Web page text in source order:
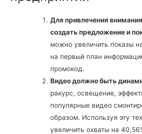
Для привлечения
создать предложение и
можно увеличить показы
на первый план
промокод.
Видео должно быть
ракурс, освещение,
популярные видео
образом. Используя эту
увеличить охваты на